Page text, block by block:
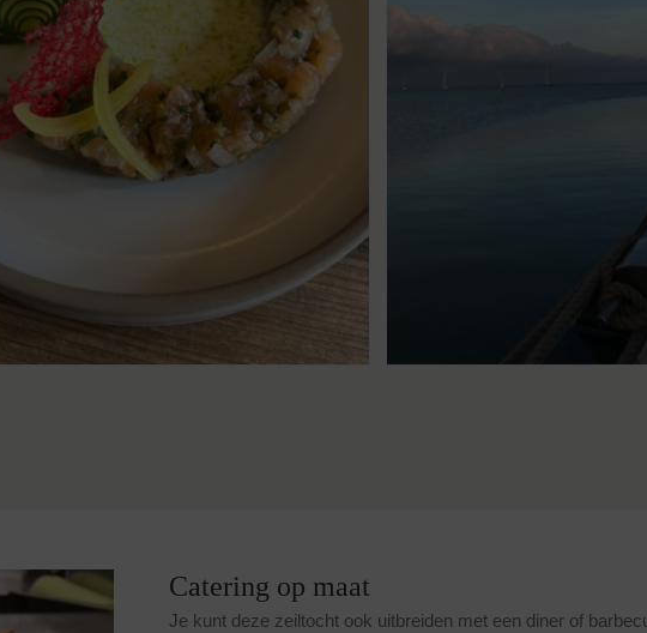
Catering op maat
Je kunt deze zeiltocht ook uitbreiden met een diner of